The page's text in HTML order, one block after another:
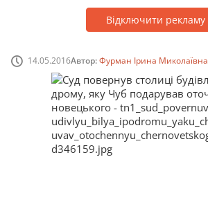
Відключити рекламу
14.05.2016Автор:Фурман Ірина Миколаївна